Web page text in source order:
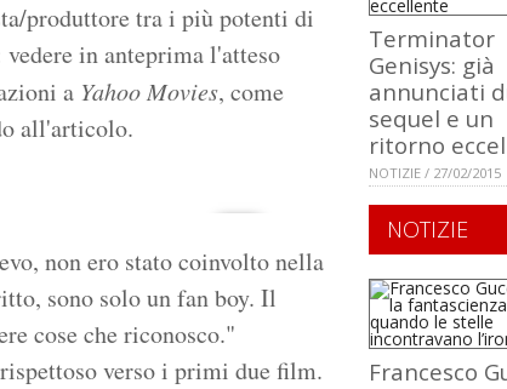
produttore tra i più potenti di
in anteprima l'atteso
a Yahoo Movies, come
all'articolo.
non ero stato coinvolto nella
sono solo un fan boy. Il
cose che riconosco."
verso i primi due film.
Terminator
Genisys: già
annunciati
sequel e un
ritorno
NOTIZIE / 27/02/2015
NOTIZIE
Francesco